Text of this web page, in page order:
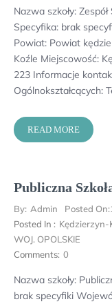
Nazwa szkoły:
Specyfika: brak
Powiat: Powiat
Koźle Miejscowość:
223 Informacje
Ogólnokształcących:
READ MORE
Publiczna
By: Admin Posted On:
Posted In : Kędzierzyn-
WOJ. OPOLSKIE
Comments: 0
Nazwa szkoły:
brak specyfiki